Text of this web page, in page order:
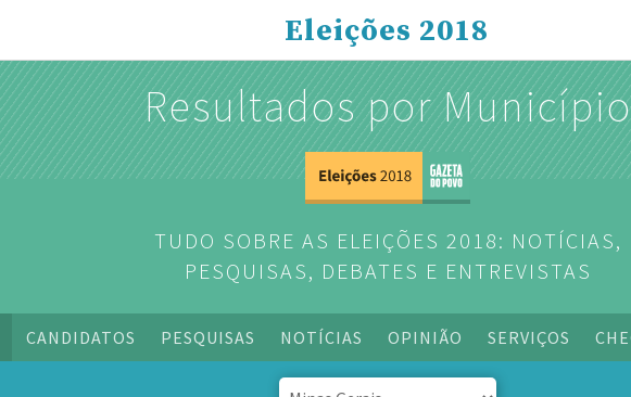
Eleições 2018
Resultados por Município
TUDO SOBRE AS ELEIÇÕES 2018: NOTÍCIAS,
PESQUISAS, DEBATES E ENTREVISTAS
CANDIDATOS PESQUISAS NOTÍCIAS OPINIÃO SERVIÇOS